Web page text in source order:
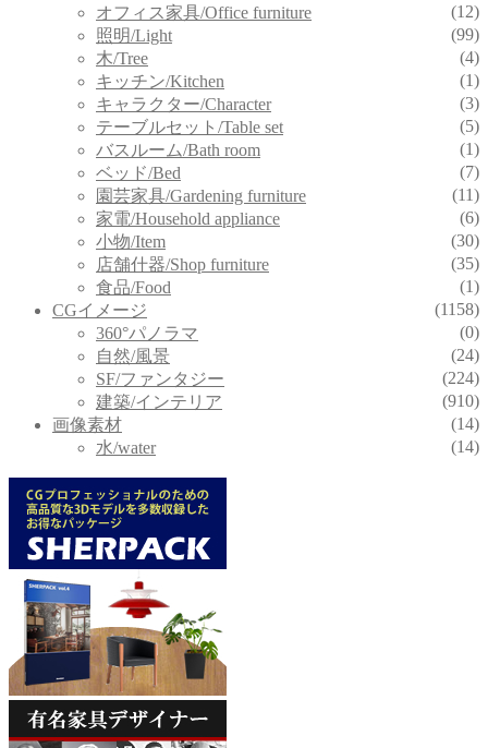
オフィス家具/Office furniture
(12)
照明/Light
(99)
木/Tree
(4)
キッチン/Kitchen
(1)
キャラクター/Character
(3)
テーブルセット/Table set
(5)
バスルーム/Bath room
(1)
ベッド/Bed
(7)
園芸家具/Gardening furniture
(11)
家電/Household appliance
(6)
小物/Item
(30)
店舗什器/Shop furniture
(35)
食品/Food
(1)
CGイメージ
(1158)
360°パノラマ
(0)
自然/風景
(24)
SF/ファンタジー
(224)
建築/インテリア
(910)
画像素材
(14)
水/water
(14)